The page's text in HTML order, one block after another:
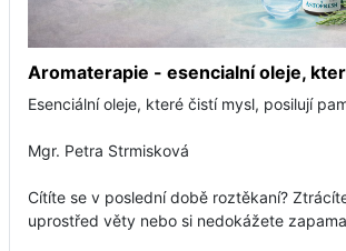
Aromaterapie - esencialní oleje,
Esenciální oleje, které čistí mysl, posilují
Mgr. Petra Strmisková
Cítíte se v poslední době roztěkaní?
uprostřed věty nebo si nedokážete